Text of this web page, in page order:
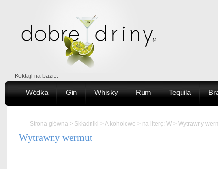
Koktajl na bazie:
Wódka Gin Whisky Rum Tequila
Strona główna > Składniki >Alkoholowe > na literę: W > Wytrawny
Wytrawny wermut